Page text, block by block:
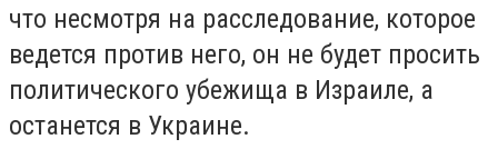
что несмотря на расследование, которое
ведется против него, он не будет просить
политического убежища в Израиле, а
останется в Украине.